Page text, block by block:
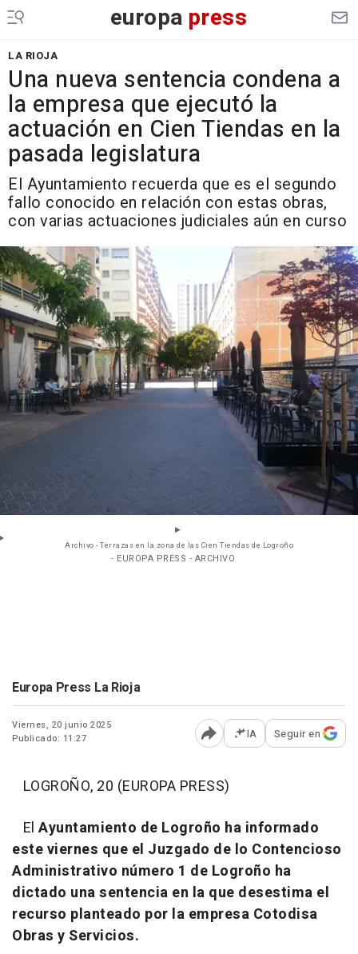
europa press
LA RIOJA
Una nueva sentencia condena a
la empresa que ejecutó la
actuación en Cien Tiendas en la
pasada legislatura
El Ayuntamiento recuerda que es el segundo
fallo conocido en relación con estas obras,
con varias actuaciones judiciales aún en curso
Archivo - Terrazas en la zona de las Cien Tiendas de Logroño
- EUROPA PRESS - ARCHIVO
Europa Press La Rioja
Viernes, 20 junio 2025
Publicado: 11:27
Abrir opciones para
IA Seguir en
LOGROÑO, 20 (EUROPA PRESS)
El Ayuntamiento de Logroño ha informado
este viernes que el Juzgado de lo Contencioso
Administrativo número 1 de Logroño ha
dictado una sentencia en la que desestima el
recurso planteado por la empresa Cotodisa
Obras y Servicios.